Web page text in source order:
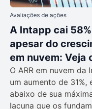
Avaliações de ações
A Intapp cai
apesar do
em nuvem: Veja
O ARR em nuvem
um aumento de 31%,
abaixo de sua
lacuna que os